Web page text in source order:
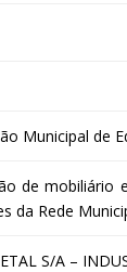
Municipal de
de mobiliário
da Rede
S/A –